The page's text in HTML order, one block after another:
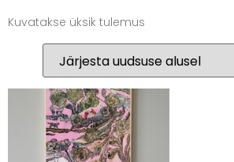
Kuvatakse üksik tulemus